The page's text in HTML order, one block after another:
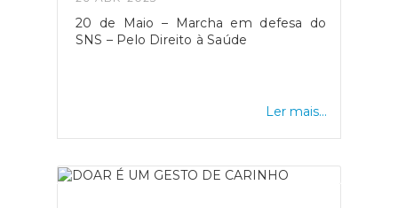
20 de Maio – Marcha em defesa do
SNS – Pelo Direito à Saúde
Ler mais...